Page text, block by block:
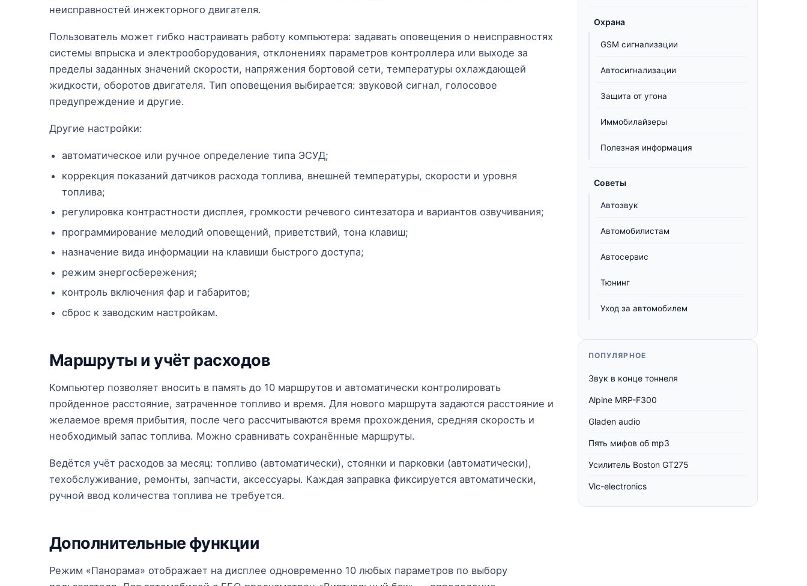
неисправностей инжекторного двигателя.
Пользователь может гибко настраивать работу компьютера: задавать оповещения о неисправностях
системы впрыска и электрооборудования, отклонениях параметров контроллера или выходе за
пределы заданных значений скорости, напряжения бортовой сети, температуры охлаждающей
жидкости, оборотов двигателя. Тип оповещения выбирается: звуковой сигнал, голосовое
предупреждение и другие.
Другие настройки:
автоматическое или ручное определение типа ЭСУД;
коррекция показаний датчиков расхода топлива, внешней температуры, скорости и уровня
топлива;
регулировка контрастности дисплея, громкости речевого синтезатора и вариантов озвучивания;
программирование мелодий оповещений, приветствий, тона клавиш;
назначение вида информации на клавиши быстрого доступа;
режим энергосбережения;
контроль включения фар и габаритов;
сброс к заводским настройкам.
Маршруты и учёт расходов
Компьютер позволяет вносить в память до 10 маршрутов и автоматически контролировать
пройденное расстояние, затраченное топливо и время. Для нового маршрута задаются расстояние и
желаемое время прибытия, после чего рассчитываются время прохождения, средняя скорость и
необходимый запас топлива. Можно сравнивать сохранённые маршруты.
Ведётся учёт расходов за месяц: топливо (автоматически), стоянки и парковки (автоматически),
техобслуживание, ремонты, запчасти, аксессуары. Каждая заправка фиксируется автоматически,
ручной ввод количества топлива не требуется.
Дополнительные функции
Режим «Панорама» отображает на дисплее одновременно 10 любых параметров по выбору
Охрана
GSM сигнализации
Автосигнализации
Защита от угона
Иммобилайзеры
Полезная информация
Советы
Автозвук
Автомобилистам
Автосервис
Тюнинг
Уход за автомобилем
ПОПУЛЯРНОЕ
Звук в конце тоннеля
Alpine MRP-F300
Gladen audio
Пять мифов об mp3
Усилитель Boston GT275
Vlc-electronics